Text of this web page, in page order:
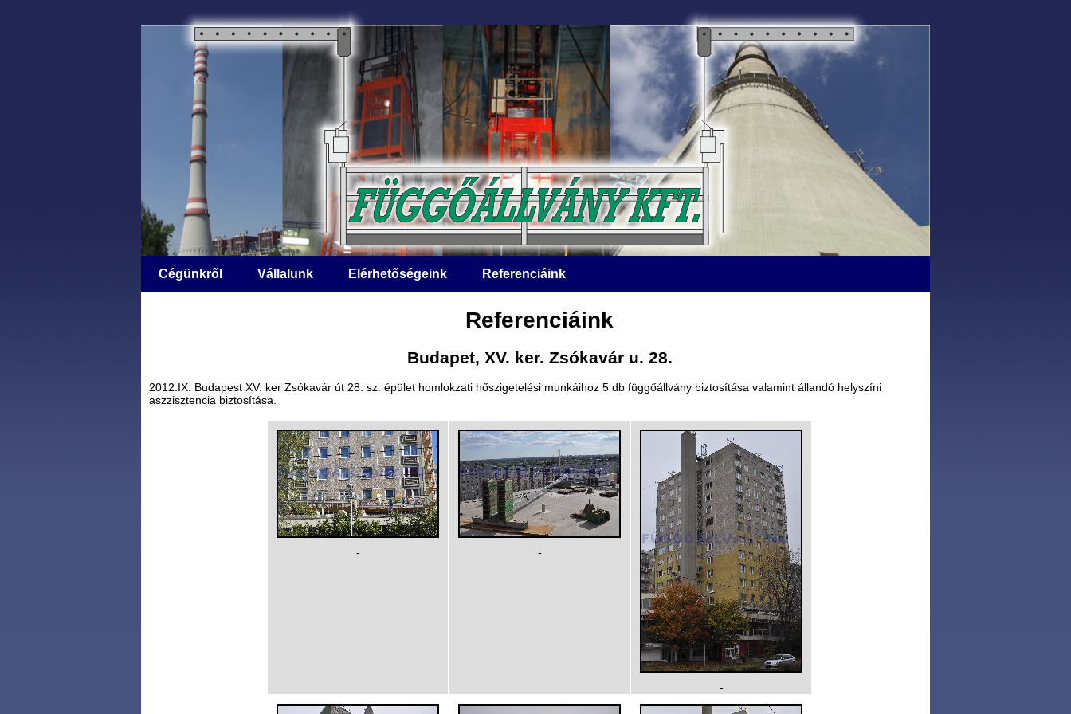
Cégünkről Vállalunk Elérhetőségeink Referenciáink
Referenciáink
Budapet, XV. ker. Zsókavár u. 28.
2012.IX. Budapest XV. ker Zsókavár út 28. sz. épület homlokzati hőszigetelési munkáihoz 5 db függőállvány biztosítása valamint állandó helyszíni
aszzisztencia biztosítása.
- -
-